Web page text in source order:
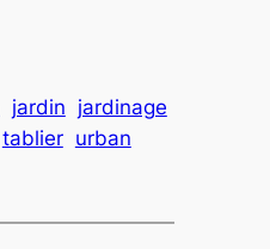
jardin jardinage
tablier urban